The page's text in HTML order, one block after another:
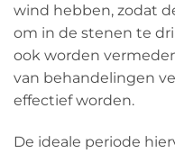
wind hebben, zodat
om in de stenen te
ook worden
van behandelingen
effectief worden.
De ideale periode